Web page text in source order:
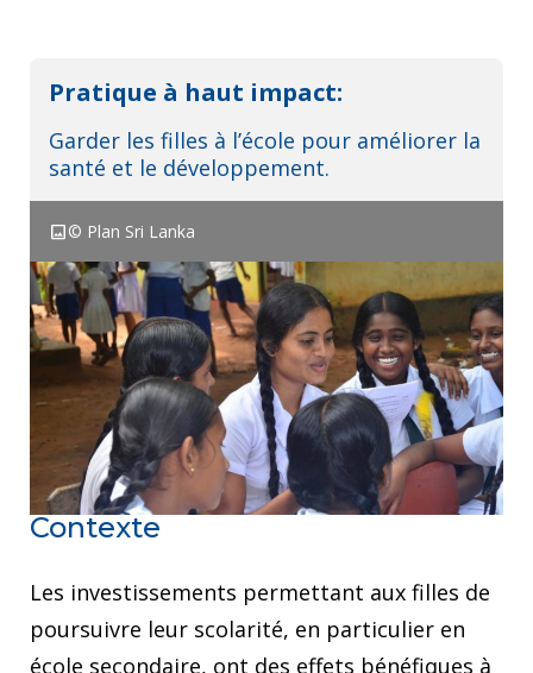
Pratique à haut impact:
Garder les filles à l’école pour améliorer la
santé et le développement.
image© Plan Sri Lanka
Télécharger résumé
EN ES FR PT
quick_reference Références
Contexte
Les investissements permettant aux filles de
poursuivre leur scolarité, en particulier en
école secondaire, ont des effets bénéfiques à